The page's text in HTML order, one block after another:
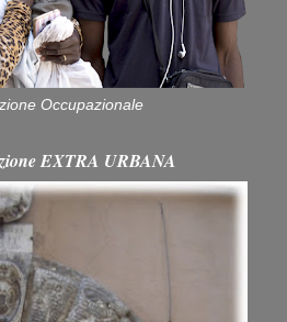
Occupazionale
EXTRA URBANA